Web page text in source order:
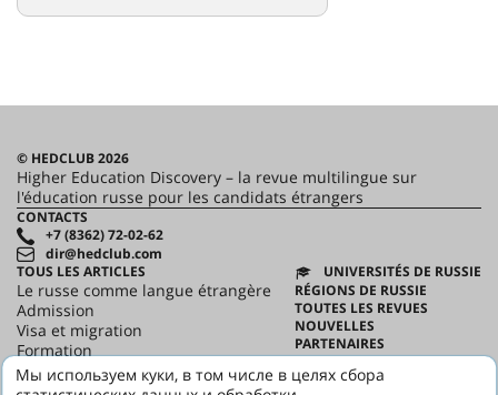
© HEDCLUB 2026
Higher Education Discovery – la revue multilingue sur
l'éducation russe pour les candidats étrangers
CONTACTS
+7 (8362) 72-02-62
dir@hedclub.com
TOUS LES ARTICLES
Le russe comme langue étrangère
Admission
Visa et migration
Formation
Science
HED_people
UNIVERSITÉS DE RUSSIE
RÉGIONS DE RUSSIE
TOUTES LES REVUES
NOUVELLES
PARTENAIRES
CONTRAT D'UTILISATION
CONFIDENTIALITÉ
Мы используем куки, в том числе в целях сбора